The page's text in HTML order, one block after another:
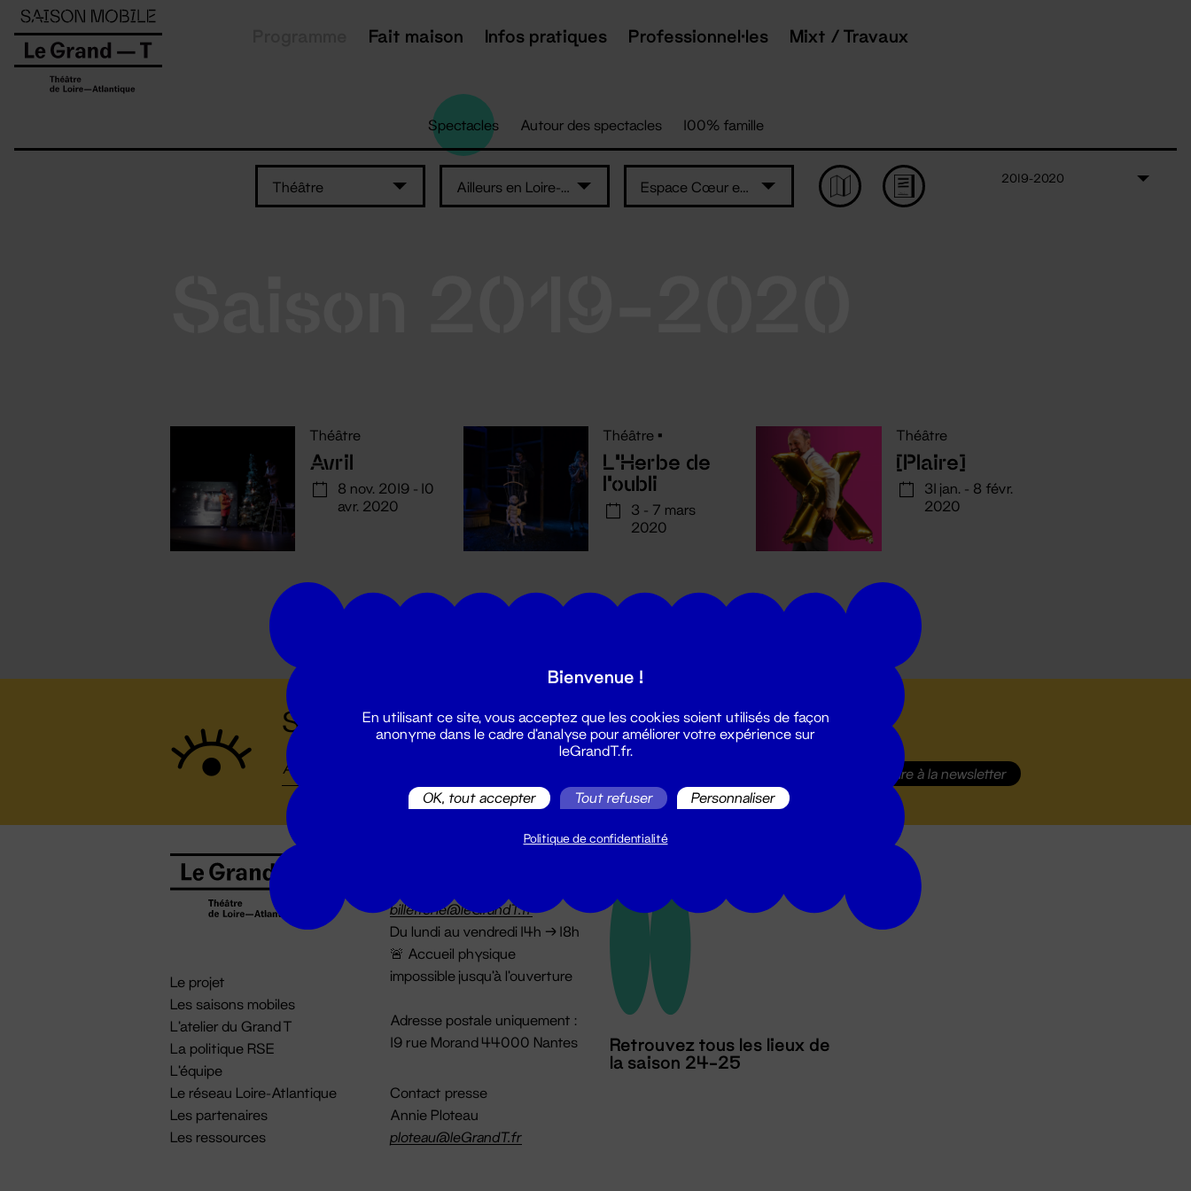
Fait maison Infos pratiques Professionnel·les Mixt / Travaux
Spectacles Autour des spectacles 100% famille
Théâtre Ailleurs en Loire-Atlantique Espace Cœur en Scène
2019-2020
Théâtre
Avril
8 nov. 2019 - 10
avr. 2020
Théâtre •
L'Herbe de
l'oubli
3 - 7 mars
2020
Théâtre
[Plaire]
31 jan. - 8 févr.
2020
Suivez toutes les actualités du Grand T :
S'inscrire à la newsletter
Le projet
Les saisons mobiles
L'atelier du Grand T
La politique RSE
L'équipe
Le réseau Loire-Atlantique
Les partenaires
Les ressources
billetterie@leGrandT.fr
Du lundi au vendredi 14h → 18h
🚨 Accueil physique
impossible jusqu'à l'ouverture
Adresse postale uniquement :
19 rue Morand 44000 Nantes
Contact presse
Annie Ploteau
ploteau@leGrandT.fr
Retrouvez tous les lieux de
la saison 24-25
Panneau de gestion des cookies
Bienvenue !
En utilisant ce site, vous acceptez que les cookies soient utilisés de façon
anonyme dans le cadre d'analyse pour améliorer votre expérience sur
leGrandT.fr.
OK, tout accepter Tout refuser Personnaliser
Politique de confidentialité